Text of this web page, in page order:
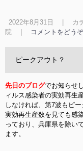
2022年8月31日 カ
院
コメントをどうぞ
ピークアウト？
先日のブログでお知らせ
ィルス感染者の実効再生
しなければ、第7波もピ
実効再生産数を見ても感
っており、兵庫県を除い
ます。